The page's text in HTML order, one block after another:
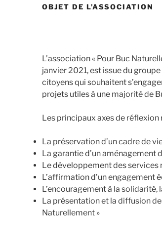
OBJET DE L’ASSOCIATION
L’association « Pour Buc
janvier 2021, est issue du
citoyens qui souhaitent
projets utiles à une majorité de
Les principaux axes de réflexion
La préservation d’un cadre de
La garantie d’un aménagement
Le développement des services
L’affirmation d’un engagement
L’encouragement à la
La présentation et la diffusion
Naturellement »